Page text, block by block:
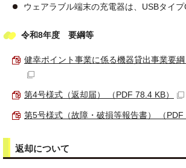
ウェアラブル端末の充電器は、USBタイプ
令和8年度 要綱等
健幸ポイント事業に係る機器貸出事業要綱
第4号様式（返却届） （PDF 78.4 KB）
第5号様式（故障・破損等報告書） （PDF
返却について